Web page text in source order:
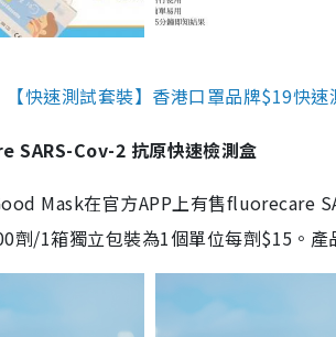
【快速測試套裝】香港口罩品牌$19快
SARS-Cov-2 抗原快速檢測盒
Mask在官方APP上有售fluorecare
劑/1箱獨立包裝為1個單位每劑$15。